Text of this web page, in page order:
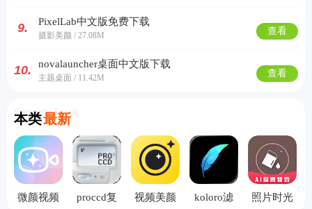
9. PixelLab中文版免费下载
摄影美颜 / 27.08M 查看
10. novalauncher桌面中文版下载
主题桌面 / 11.42M 查看
本类最新
Currently Latest
微颜视频
proccd复
视频美颜
koloro滤
照片时光